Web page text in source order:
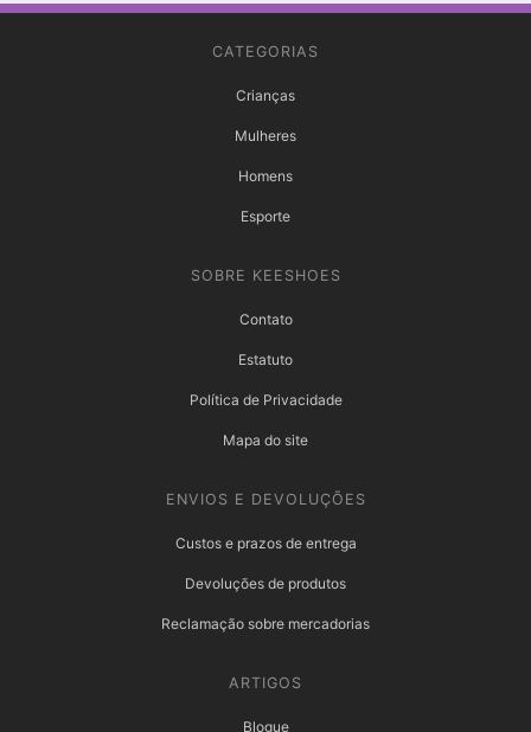
CATEGORIAS
Crianças
Mulheres
Homens
Esporte
SOBRE KEESHOES
Contato
Estatuto
Política de Privacidade
Mapa do site
ENVIOS E DEVOLUÇÕES
Custos e prazos de entrega
Devoluções de produtos
Reclamação sobre mercadorias
ARTIGOS
Blogue